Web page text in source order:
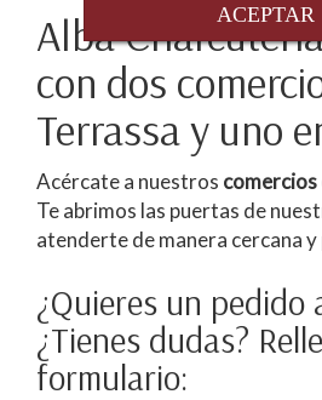
ACEPTAR
Alba
con dos
Terrassa y uno
Acércate a nuestros comercios
Te abrimos las puertas de
atenderte de manera cercana
¿Quieres un pedido
¿Tienes dudas?
formulario: